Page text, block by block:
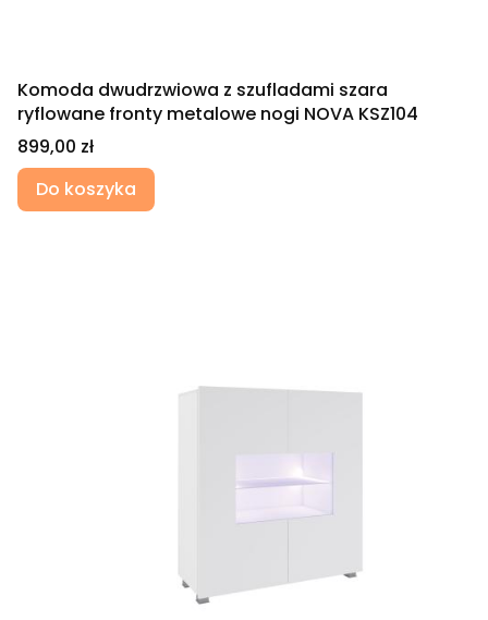
Komoda dwudrzwiowa z szufladami szara
ryflowane fronty metalowe nogi NOVA KSZ104
Cena
899,00 zł
Do koszyka